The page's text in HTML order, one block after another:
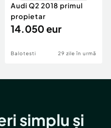
Audi Q2 2018 primul
propietar
14.050 eur
Balotesti 29 zile în urmă
simplu și